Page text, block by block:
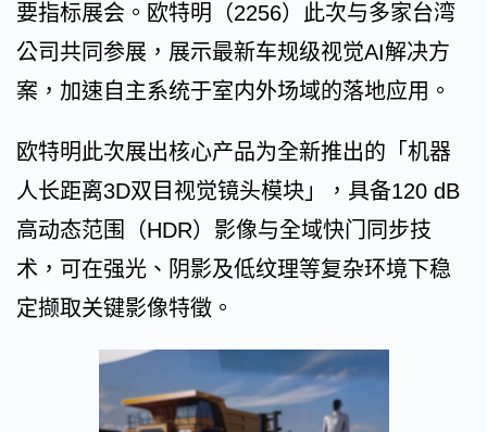
要指标展会。欧特明（2256）此次与多家台湾
公司共同参展，展示最新车规级视觉AI解决方
案，加速自主系统于室内外场域的落地应用。
欧特明此次展出核心产品为全新推出的「机器
人长距离3D双目视觉镜头模块」，具备120 dB
高动态范围（HDR）影像与全域快门同步技
术，可在强光、阴影及低纹理等复杂环境下稳
定撷取关键影像特徵。